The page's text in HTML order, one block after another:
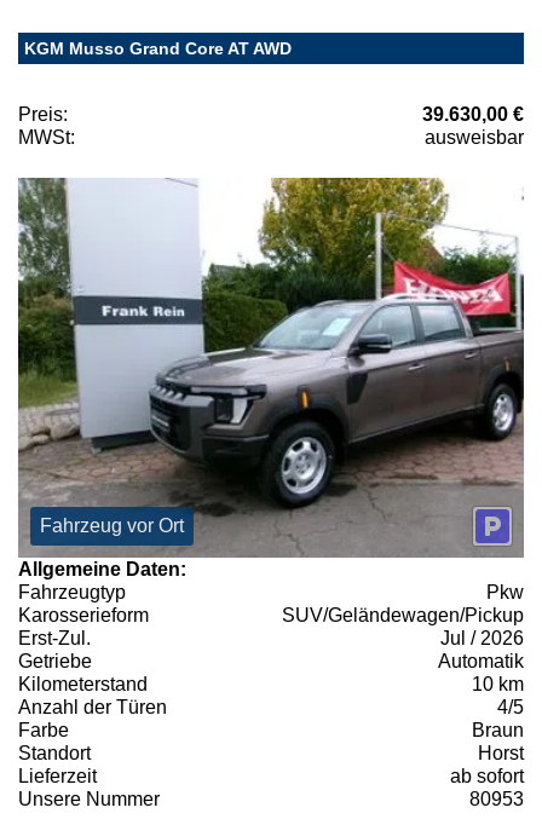
KGM Musso Grand Core AT AWD
Preis:
39.630,00 €
MWSt:
ausweisbar
Fahrzeug vor Ort
Allgemeine Daten:
Fahrzeugtyp
Pkw
Karosserieform
SUV/Geländewagen/Pickup
Erst-Zul.
Jul / 2026
Getriebe
Automatik
Kilometerstand
10 km
Anzahl der Türen
4/5
Farbe
Braun
Standort
Horst
Lieferzeit
ab sofort
Unsere Nummer
80953